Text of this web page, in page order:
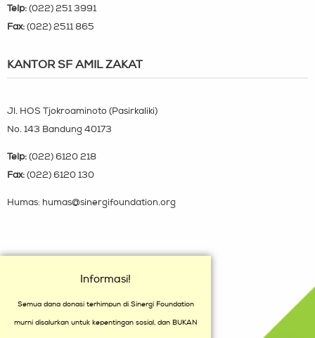
Telp: (022) 251 3991
Fax: (022) 2511 865
KANTOR SF AMIL ZAKAT
Jl. HOS Tjokroaminoto (Pasirkaliki)
No. 143 Bandung 40173
Telp: (022) 6120 218
Fax: (022) 6120 130
Humas: humas@sinergifoundation.org
Informasi!
Semua dana donasi terhimpun di Sinergi Foundation
murni disalurkan untuk kepentingan sosial, dan BUKAN